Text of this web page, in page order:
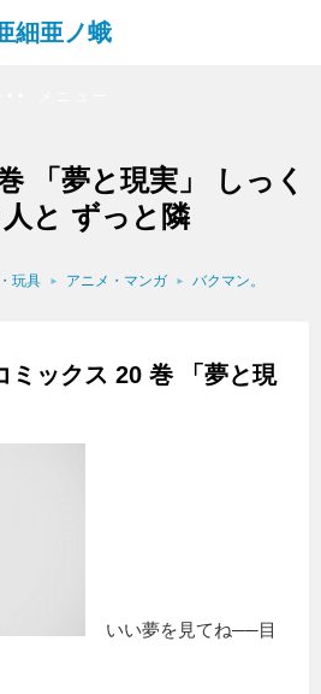
細亜ノ蛾
「夢と現実」 しっく
と ずっと隣
玩具 アニメ・マンガ バクマン。
ミックス 20 巻 「夢と現
いい夢を見てね──目